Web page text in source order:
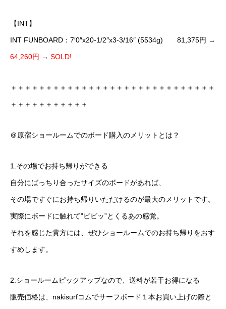
【INT】
INT FUNBOARD：7′0″x20-1/2″x3-3/16″ (5534g) 81,375円 →
64,260円 → SOLD!
＋＋＋＋＋＋＋＋＋＋＋＋＋＋＋＋＋＋＋＋＋＋＋＋＋＋＋＋＋
＋＋＋＋＋＋＋＋＋＋＋
＠原宿ショールームでのボード購入のメリットとは？
1.その場でお持ち帰りができる
自分にばっちり合ったサイズのボードがあれば、
その場ですぐにお持ち帰りいただけるのが最大のメリットです。
実際にボードに触れて”ビビッ”とくるあの感覚。
それを感じた貴方には、ぜひショールームでのお持ち帰りをおす
すめします。
2.ショールームピックアップなので、送料が若干お得になる
販売価格は、nakisurfコムでサーフボード１本お買い上げの際と